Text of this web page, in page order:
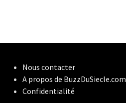
Nous contacter
A propos de BuzzDuSiecle.com
Confidentialité